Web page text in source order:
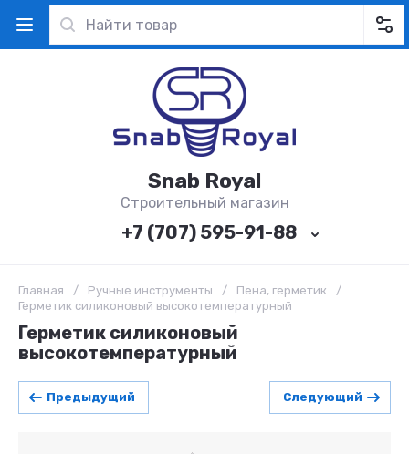
Snab Royal
Строительный магазин
+7 (707) 595-91-88
Главная / Ручные инструменты / Пена, герметик
/
Герметик силиконовый высокотемпературный
Герметик силиконовый
высокотемпературный
Предыдущий Следующий